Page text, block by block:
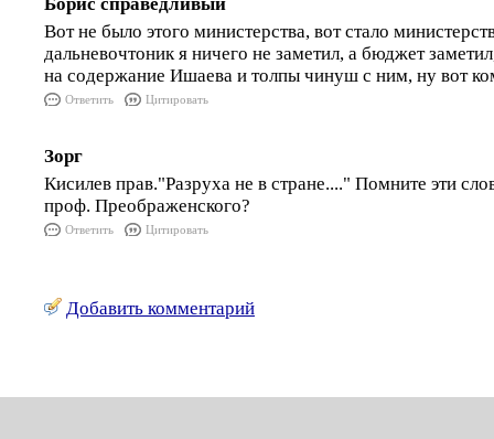
Вот не было этого министерства, вот стало
дальневочтоник я ничего не заметил, а бюджет
на содержание Ишаева и толпы чинуш с ним, ну вот
Ответить Цитировать
Зорг
Кисилев прав."Разруха не в стране...." Помните эти
проф. Преображенского?
Ответить Цитировать
Добавить комментарий